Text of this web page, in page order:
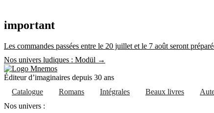
contenu
important
Les commandes passées entre le 20 juillet et le 7 août seront
Nos univers ludiques : Modül →
Éditeur d’imaginaires depuis 30 ans
Catalogue
Romans Intégrales Beaux livres
Nos univers :